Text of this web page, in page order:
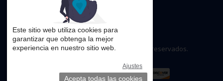
Copyright © 2016. Todos los derechos reservados.
Este sitio web utiliza cookies para
garantizar que obtenga la mejor
experiencia en nuestro sitio web.
Ajustes
Acepta todas las cookies